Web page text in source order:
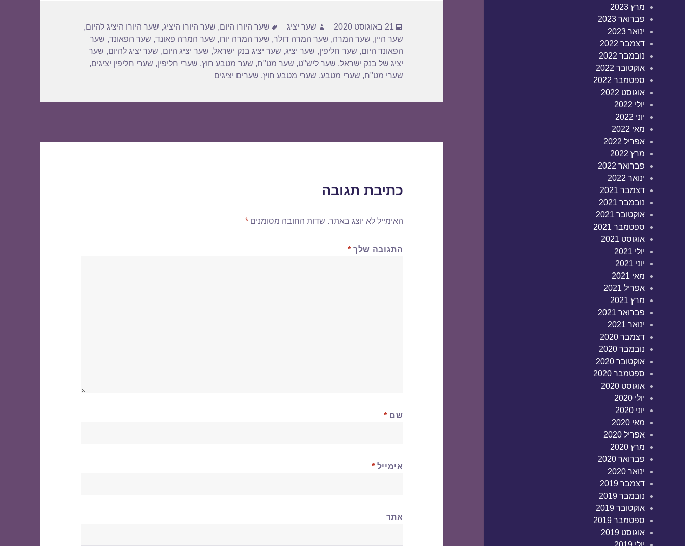
מרץ 2023
פברואר 2023
ינואר 2023
דצמבר 2022
נובמבר 2022
אוקטובר 2022
ספטמבר 2022
אוגוסט 2022
יולי 2022
יוני 2022
מאי 2022
אפריל 2022
מרץ 2022
פברואר 2022
ינואר 2022
דצמבר 2021
נובמבר 2021
אוקטובר 2021
ספטמבר 2021
אוגוסט 2021
יולי 2021
יוני 2021
מאי 2021
אפריל 2021
מרץ 2021
פברואר 2021
ינואר 2021
דצמבר 2020
נובמבר 2020
אוקטובר 2020
ספטמבר 2020
אוגוסט 2020
יולי 2020
יוני 2020
מאי 2020
אפריל 2020
מרץ 2020
פברואר 2020
ינואר 2020
דצמבר 2019
נובמבר 2019
אוקטובר 2019
ספטמבר 2019
אוגוסט 2019
פורסם
בתאריך
21 באוגוסט 2020 מחבר
שער יציג תגיות
שער היורו היום, שער היורו היציג, שער היורו היציג להיום,
שער היין, שער המרה, שער המרה דולר, שער המרה יורו, שער המרה פאונד, שער הפאונד, שער
הפאונד היום, שער חליפין, שער יציג, שער יציג בנק ישראל, שער יציג היום, שער יציג להיום, שער
יציג של בנק ישראל, שער ליש"ט, שער מט"ח, שער מטבע חוץ, שערי חליפין, שערי חליפין יציגים,
שערי מט"ח, שערי מטבע, שערי מטבע חוץ, שערים יציגים
כתיבת תגובה
האימייל לא יוצג באתר. שדות החובה מסומנים*
התגובה שלך *
שם *
אימייל *
אתר